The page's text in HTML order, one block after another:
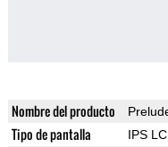
Nombre del producto
Tipo de pantalla IPS